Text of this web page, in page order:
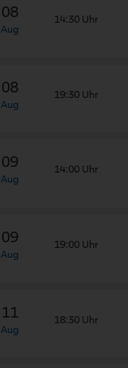
08
Aug
14:30 Uhr
08
Aug
19:30 Uhr
09
Aug
14:00 Uhr
09
Aug
19:00 Uhr
11
Aug
18:30 Uhr